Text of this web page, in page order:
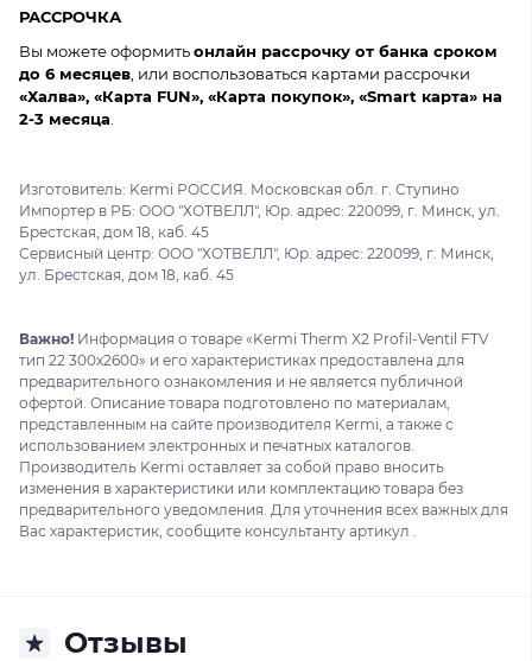
РАССРОЧКА
Вы можете оформитьонлайн рассрочку от банка сроком
до 6 месяцев , или воспользоваться картами рассрочки
«Халва», «Карта FUN», «Карта покупок», «Smart карта» на
2-3 месяца
Изготовитель: Kermi РОССИЯ. Московская обл. г. Ступино
Импортер в РБ: ООО "ХОТВЕЛЛ", Юр. адрес: 220099, г. Минск, ул.
Брестская, дом 18, каб. 45
Сервисный центр: ООО "ХОТВЕЛЛ", Юр. адрес: 220099, г. Минск,
ул. Брестская, дом 18, каб. 45
Важно! Информация о товаре «Kermi Therm X2 Profil-Ventil FTV
тип 22 300x2600» и его характеристиках предоставлена для
предварительного ознакомления и не является публичной
офертой. Описание товара подготовлено по материалам,
представленным на сайте производителя Kermi, а также с
использованием электронных и печатных каталогов.
Производитель Kermi оставляет за собой право вносить
изменения в характеристики или комплектацию товара без
предварительного уведомления. Для уточнения всех важных для
Вас характеристик, сообщите консультанту артикул .
Отзывы